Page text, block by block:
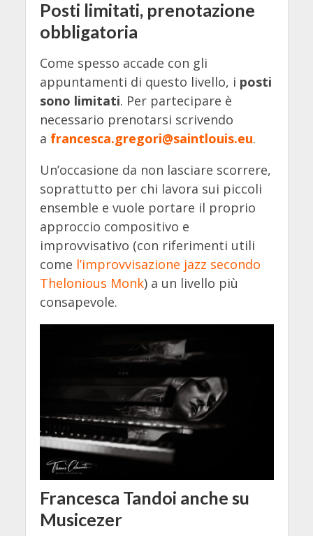
Posti limitati, prenotazione
obbligatoria
Come spesso accade con gli
appuntamenti di questo livello, i posti
sono limitati. Per partecipare è
necessario prenotarsi scrivendo
a francesca.gregori@saintlouis.eu.
Un’occasione da non lasciare scorrere,
soprattutto per chi lavora sui piccoli
ensemble e vuole portare il proprio
approccio compositivo e
improvvisativo (con riferimenti utili
come l’improvvisazione jazz secondo
Thelonious Monk) a un livello più
consapevole.
Francesca Tandoi anche su
Musicezer